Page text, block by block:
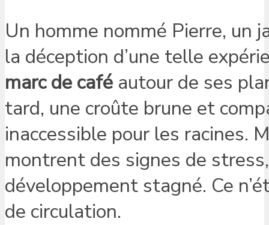
Un homme nommé Pierre, un
la déception d’une telle
marc de café autour de ses
tard, une croûte brune et
inaccessible pour les racines.
montrent des signes de
développement stagné. Ce
de circulation.